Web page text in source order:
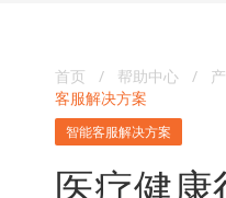
首页 / 帮助中心 /
客服解决方案
智能客服解决方案